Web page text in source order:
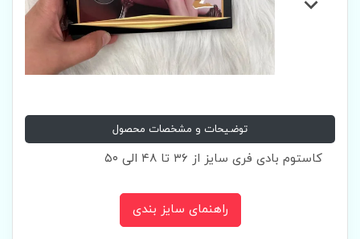
توضیحات و مشخصات محصول
کاستوم بادی فری سایز از ۳۶ تا ۴۸ الی ۵۰
راهنمای سایز بندی